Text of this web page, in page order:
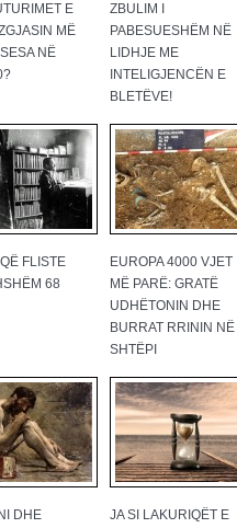
E
MË
NË
ZBULIM I
PABESUESHËM NË
LIDHJE ME
INTELIGJENCËN E
BLETËVE!
FLISTE
68
EUROPA 4000 VJET
MË PARË: GRATË
UDHËTONIN DHE
BURRAT RRININ NË
SHTËPI
DHE
JA SI LAKURIQËT E